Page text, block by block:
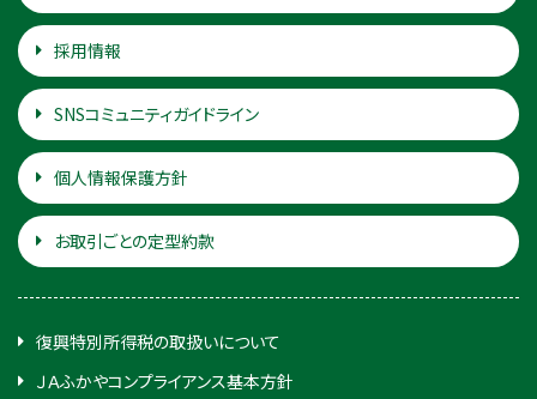
採用情報
SNSコミュニティガイドライン
個人情報保護方針
お取引ごとの定型約款
復興特別所得税の取扱いについて
ＪＡふかやコンプライアンス基本方針